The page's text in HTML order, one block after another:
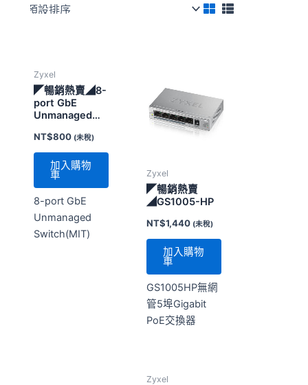
Zyxel
◤暢銷熱賣◢8-
port GbE
Unmanaged
NT$800 (未稅)
加入購物
車
8-port GbE
Unmanaged
Switch(MIT)
Zyxel
◤暢銷熱賣
◢GS1005-HP
NT$1,440 (未稅)
加入購物
車
GS1005HP無網
管5埠Gigabit
PoE交換器
Zyxel